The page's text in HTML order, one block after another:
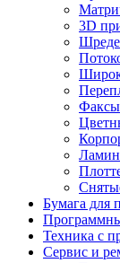
3D
Факсы
Бумага для
Техника с
Сервис и